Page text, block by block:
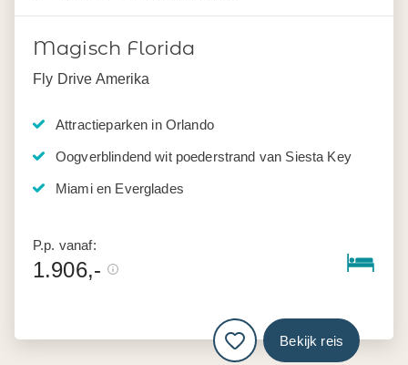
Magisch Florida
Fly Drive Amerika
Attractieparken in Orlando
Oogverblindend wit poederstrand van Siesta Key
Miami en Everglades
P.p. vanaf:
1.906,-
Bekijk reis